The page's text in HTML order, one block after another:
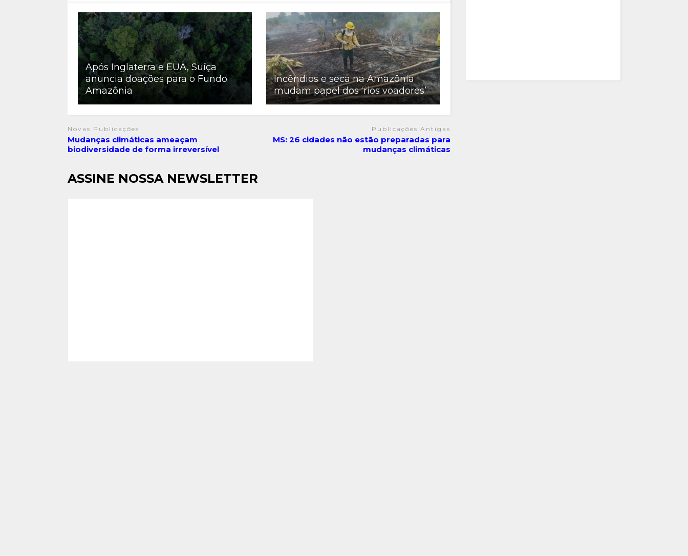
Após Inglaterra e EUA, Suíça
anuncia doações para o Fundo
Amazônia
Incêndios e seca na Amazônia
mudam papel dos ‘rios voadores’
Novas Publicações
Mudanças climáticas ameaçam
biodiversidade de forma irreversível
Publicações Antigas
MS: 26 cidades não estão preparadas para
mudanças climáticas
ASSINE NOSSA NEWSLETTER